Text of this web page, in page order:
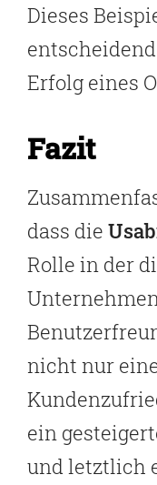
Dieses
Erfolg eines
Fazit
dass die
Rolle in der
nicht nur
ein
und letztlich